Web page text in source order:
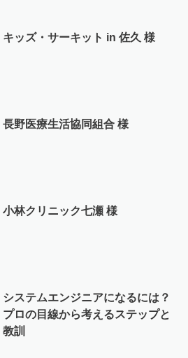
キッズ・サーキット in 佐久 様
長野医療生活協同組合 様
小林クリニック七瀬 様
システムエンジニアになるには？
プロの目線から考えるステップと
教訓